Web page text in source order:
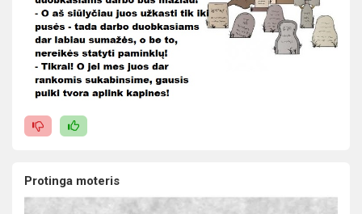
Protinga moteris